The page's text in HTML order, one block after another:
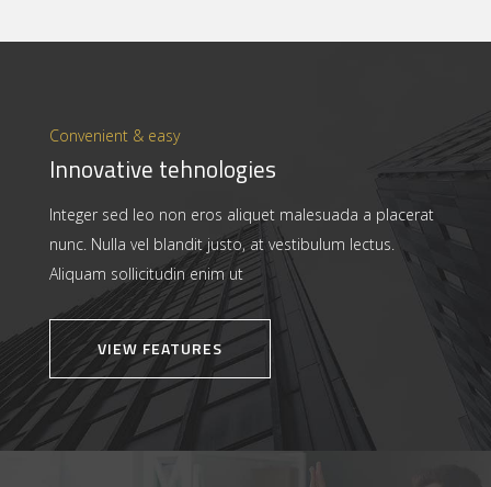
Convenient & easy
Innovative tehnologies
Integer sed leo non eros aliquet malesuada a placerat
nunc. Nulla vel blandit justo, at vestibulum lectus.
Aliquam sollicitudin enim ut
VIEW FEATURES